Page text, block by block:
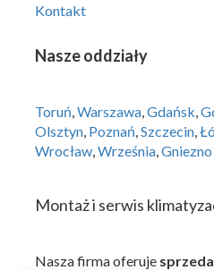
Kontakt
Nasze oddziały
Toruń,Warszawa,Gdańsk,
Olsztyn, Poznań,Szczecin,
Wrocław,Września,Gniezno
Montaż i serwis
Nasza firma oferuje